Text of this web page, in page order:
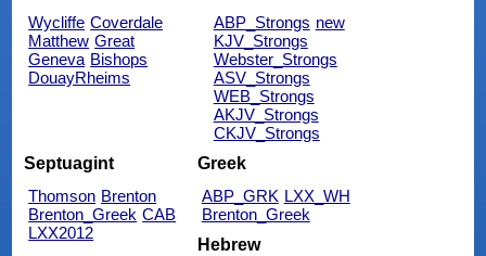
Wycliffe Coverdale
Matthew Great
Geneva Bishops
DouayRheims
ABP_Strongs new
KJV_Strongs
Webster_Strongs
ASV_Strongs
WEB_Strongs
AKJV_Strongs
CKJV_Strongs
Septuagint
Thomson Brenton
Brenton_Greek CAB
LXX2012
Greek
ABP_GRK LXX_WH
Brenton_Greek
Hebrew